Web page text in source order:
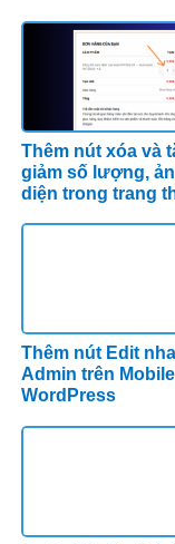
Thêm nút xóa và
giảm số lượng,
diện trong trang
Thêm nút Edit
Admin trên Mobile
WordPress